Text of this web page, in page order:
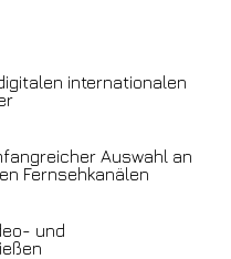
internationalen
Auswahl an
Fernsehkanälen
und